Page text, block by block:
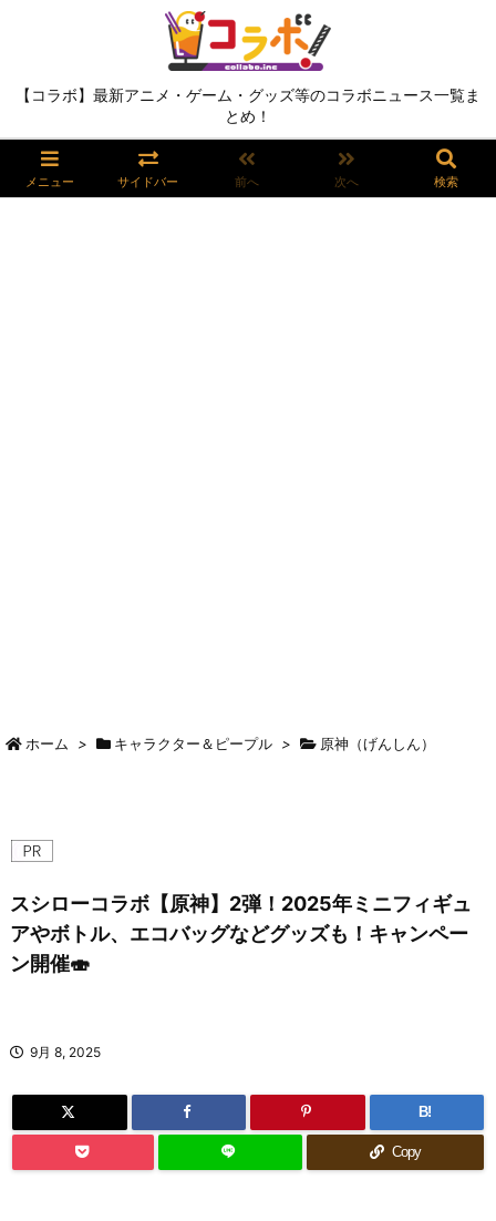
【コラボ】最新アニメ・ゲーム・グッズ等のコラボニュース一覧ま
とめ！
メニュー サイドバー 前へ 次へ 検索
ホーム > キャラクター＆ピープル > 原神（げんしん）
スシローコラボ【原神】2弾！2025年ミニフィギュ
アやボトル、エコバッグなどグッズも！キャンペー
ン開催🍣
9月 8, 2025
B!
Copy